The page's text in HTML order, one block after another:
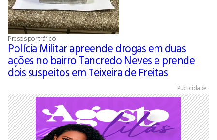
Presos por tráfico
Polícia Militar apreende drogas em duas
ações no bairro Tancredo Neves e prende
dois suspeitos em Teixeira de Freitas
Publicidade